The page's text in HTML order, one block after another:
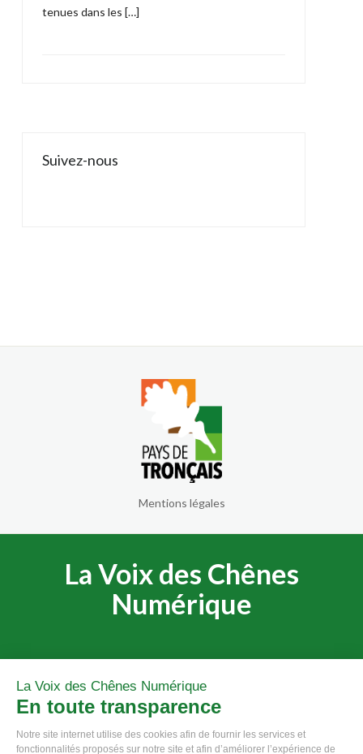
tenues dans les […]
Suivez-nous
Mentions légales
La Voix des Chênes
Numérique
© 2020 - Communauté de Communes du Pays de Tronçais.
La Voix des Chênes Numérique
En toute transparence
Notre site internet utilise des cookies afin de fournir les services et
fonctionnalités proposés sur notre site et afin d’améliorer l’expérience de